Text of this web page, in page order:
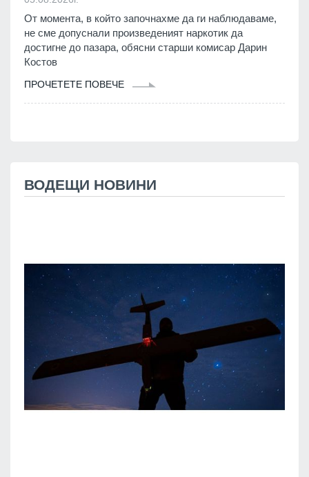
От момента, в който започнахме да ги наблюдаваме,
не сме допуснали произведеният наркотик да
достигне до пазара, обясни старши комисар Дарин
Костов
ПРОЧЕТЕТЕ ПОВЕЧЕ
ВОДЕЩИ НОВИНИ